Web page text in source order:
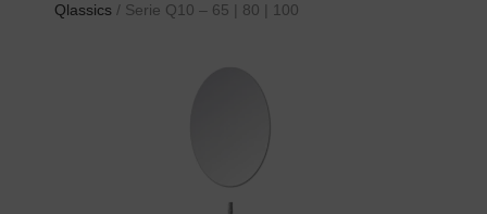
Qlassics / Serie Q10 – 65 | 80 | 100